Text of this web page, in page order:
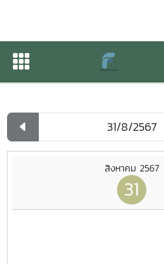
ปฏิทินกิจกรรมของห
ปฏิทินกิจกรรมของหน่วยงาน
สิงหาคม 2567
31